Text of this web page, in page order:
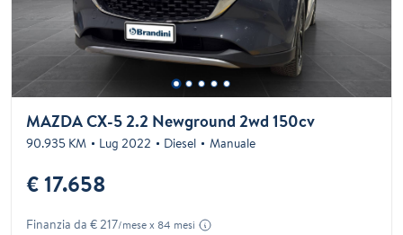
MAZDA CX-5 2.2 Newground 2wd 150cv
90.935 KM Lug 2022 Diesel Manuale
€ 17.658
Finanzia da € 217/mese x 84 mesi